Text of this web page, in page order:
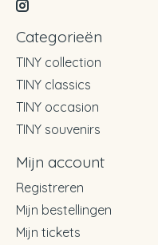
Categorieën
TINY collection
TINY classics
TINY occasion
TINY souvenirs
Mijn account
Registreren
Mijn bestellingen
Mijn tickets